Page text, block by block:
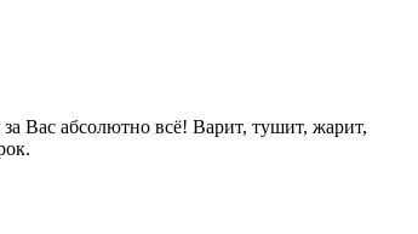
Вас абсолютно всё! Варит, тушит, жарит,